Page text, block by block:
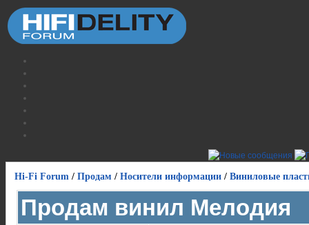
Hi-Fi Forum / Продам / Носители информации / Виниловые
Продам винил Мелодия